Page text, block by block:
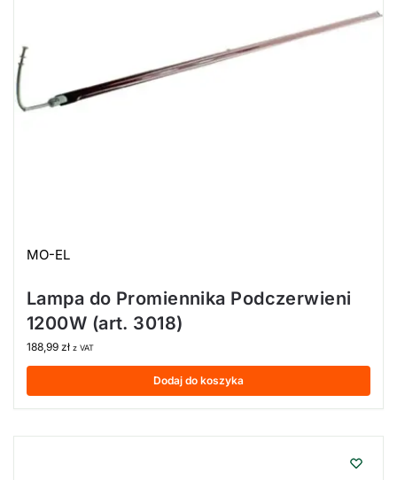
MO-EL
Lampa do Promiennika Podczerwieni
1200W (art. 3018)
188,99 zł z VAT
Dodaj do koszyka